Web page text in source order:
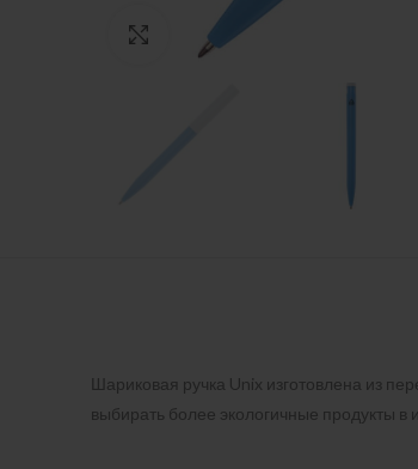
Нажмите, чтобы увеличить
Шариковая ручка Unix изготовлена из
выбирать более экологичные продукты